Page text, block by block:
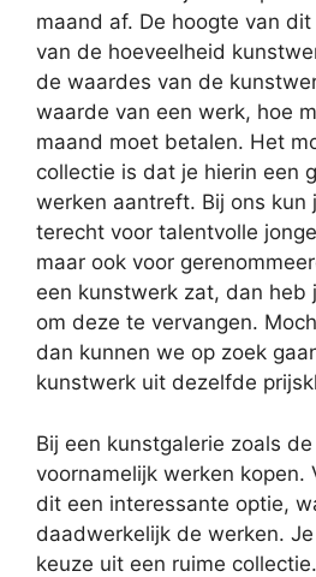
maand af. De hoogte van
van de hoeveelheid
de waardes van de
waarde van een werk, hoe
maand moet betalen. Het
collectie is dat je hierin een
werken aantreft. Bij ons kun
terecht voor talentvolle
maar ook voor
een kunstwerk zat, dan heb
om deze te vervangen.
dan kunnen we op zoek
kunstwerk uit dezelfde
Bij een kunstgalerie zoals
voornamelijk werken kopen.
dit een interessante optie,
daadwerkelijk de werken.
keuze uit een ruime